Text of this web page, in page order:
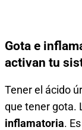
Gota e
activan tu
Tener el ácido
que tener gota.
inflamatoria.